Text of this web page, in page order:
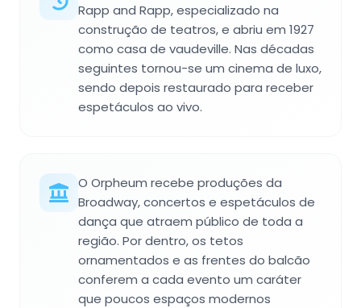
Rapp and Rapp, especializado na
construção de teatros, e abriu em 1927
como casa de vaudeville. Nas décadas
seguintes tornou-se um cinema de luxo,
sendo depois restaurado para receber
espetáculos ao vivo.
O Orpheum recebe produções da
Broadway, concertos e espetáculos de
dança que atraem público de toda a
região. Por dentro, os tetos
ornamentados e as frentes do balcão
conferem a cada evento um caráter
que poucos espaços modernos